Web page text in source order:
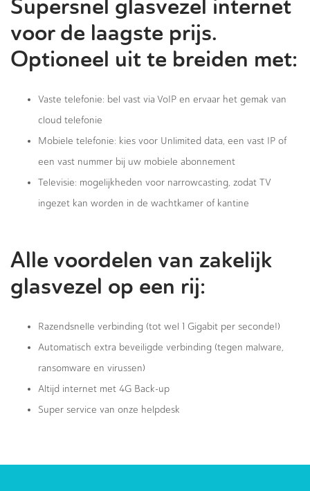
Supersnel glasvezel internet
voor de laagste prijs.
Optioneel uit te breiden met:
Vaste telefonie: bel vast via VoIP en ervaar het gemak van
cloud telefonie
Mobiele telefonie: kies voor Unlimited data, een vast IP of
een vast nummer bij uw mobiele abonnement
Televisie: mogelijkheden voor narrowcasting, zodat TV
ingezet kan worden in de wachtkamer of kantine
Alle voordelen van zakelijk
glasvezel op een rij:
Razendsnelle verbinding (tot wel 1 Gigabit per seconde!)
Automatisch extra beveiligde verbinding (tegen malware,
ransomware en virussen)
Altijd internet met 4G Back-up
Super service van onze helpdesk